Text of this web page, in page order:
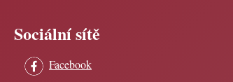
Sociální sítě
Facebook